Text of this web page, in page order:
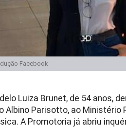
Facebook
Luiza Brunet, de 54 anos,
Albino Parisotto, ao Ministério
A Promotoria já abriu